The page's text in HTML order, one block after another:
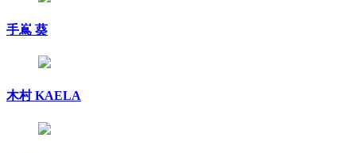
手嶌 葵
木村 KAELA